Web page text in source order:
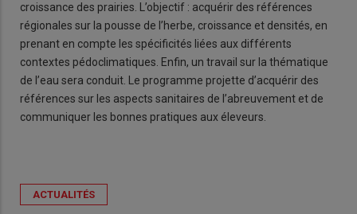
croissance des prairies. L’objectif : acquérir des références
régionales sur la pousse de l’herbe, croissance et densités, en
prenant en compte les spécificités liées aux différents
contextes pédoclimatiques. Enfin, un travail sur la thématique
de l’eau sera conduit. Le programme projette d’acquérir des
références sur les aspects sanitaires de l’abreuvement et de
communiquer les bonnes pratiques aux éleveurs.
ACTUALITÉS